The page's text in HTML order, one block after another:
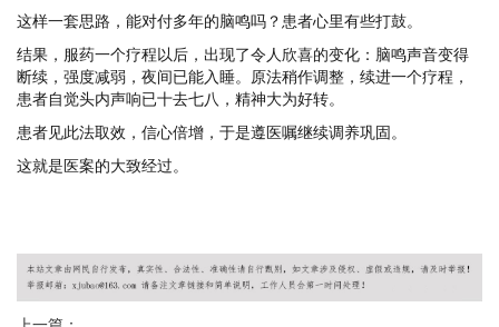
这样一套思路，能对付多年的脑鸣吗？患者心里有些打鼓。
结果，服药一个疗程以后，出现了令人欣喜的变化：脑鸣声音变得
断续，强度减弱，夜间已能入睡。原法稍作调整，续进一个疗程，
患者自觉头内声响已十去七八，精神大为好转。
患者见此法取效，信心倍增，于是遵医嘱继续调养巩固。
这就是医案的大致经过。